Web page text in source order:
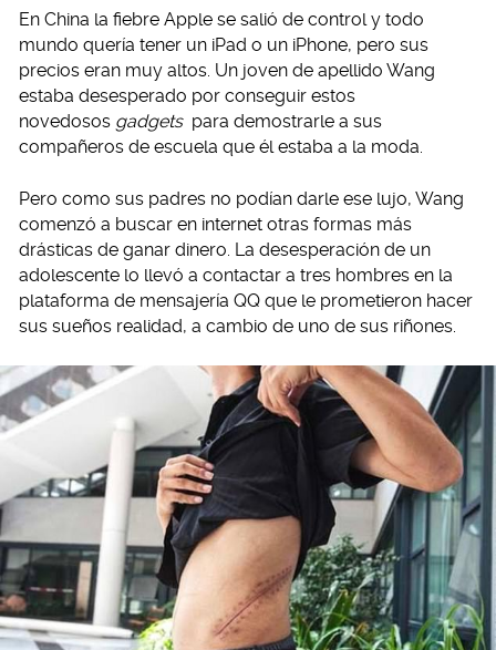
En China la fiebre Apple se salió de control y todo
mundo quería tener un iPad o un iPhone, pero sus
precios eran muy altos. Un joven de apellido Wang
estaba desesperado por conseguir estos
novedosos gadgets para demostrarle a sus
compañeros de escuela que él estaba a la moda.
Pero como sus padres no podían darle ese lujo, Wang
comenzó a buscar en internet otras formas más
drásticas de ganar dinero. La desesperación de un
adolescente lo llevó a contactar a tres hombres en la
plataforma de mensajería QQ que le prometieron hacer
sus sueños realidad, a cambio de uno de sus riñones.